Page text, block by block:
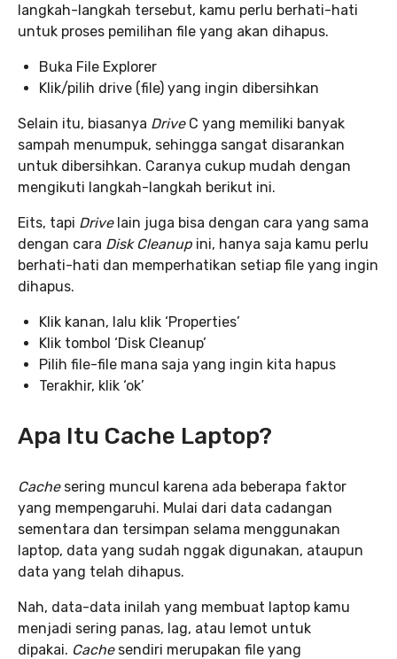
langkah-langkah tersebut, kamu perlu berhati-hati
untuk proses pemilihan file yang akan dihapus.
Buka File Explorer
Klik/pilih drive (file) yang ingin dibersihkan
Selain itu, biasanya DriveC yang memiliki banyak
sampah menumpuk, sehingga sangat disarankan
untuk dibersihkan. Caranya cukup mudah dengan
mengikuti langkah-langkah berikut ini.
Eits, tapi Drivelain juga bisa dengan cara yang sama
dengan cara Disk Cleanup ini, hanya saja kamu perlu
berhati-hati dan memperhatikan setiap file yang ingin
dihapus.
Klik kanan, lalu klik ‘Properties’
Klik tombol ‘Disk Cleanup’
Pilih file-file mana saja yang ingin kita hapus
Terakhir, klik ‘ok’
Apa Itu Cache Laptop?
Cachesering muncul karena ada beberapa faktor
yang mempengaruhi. Mulai dari data cadangan
sementara dan tersimpan selama menggunakan
laptop, data yang sudah nggak digunakan, ataupun
data yang telah dihapus.
Nah, data-data inilah yang membuat laptop kamu
menjadi sering panas, lag, atau lemot untuk
dipakai. Cachesendiri merupakan file yang